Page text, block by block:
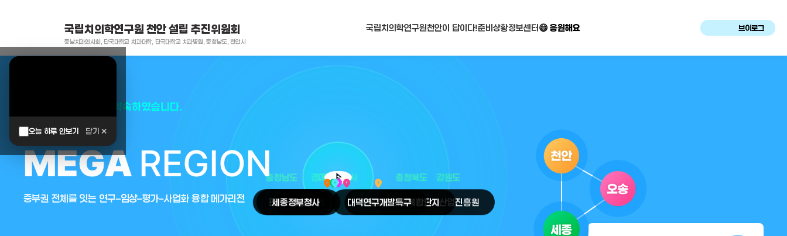
국립치의학연구원 천안 설립 추진위원회
충남치과의사회, 단국대학교 치과대학, 단국대학교 치과병원, 충청남도, 천안시
국립치의학연구원천안이 답이다!준비상황정보센터 😄 응원해요 브이로그
오늘 하루 안보기 닫기 ✕
대한민국은 두번이나 약속하였습니다.
MEGA REGION
중부권 전체를 잇는 연구–임상–평가–사업화 융합 메가리전
arrow_selector_tool 강원도
경기도 충청북도
충청남도 대전광역시
place
천안시
place
세종정부청사
place
판교테크노밸리
place
오송첨단의료복합단지
place
대덕연구개발특구
place
원주의료기기산업진흥원